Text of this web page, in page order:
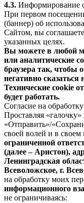
4.3. Информирование
При первом
(баннер) об
Сайтом, вы
указанных целях.
Вы можете в любой
или аналитические
браузера так, чтобы
негативно сказаться
Технические cookie
будет работать.
Согласие на
Проставляя
«Отправить»/
своей волей и в своем
ограниченной
(далее – Аристон),
Ленинградская
Всеволожское, г.
на обработку моих
информационного
не ограничиваясь: